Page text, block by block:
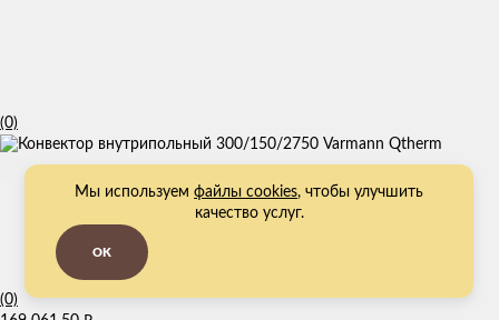
(0)
(0)
Мы используемфайлы cookies, чтобы улучшить
качество услуг.
OK